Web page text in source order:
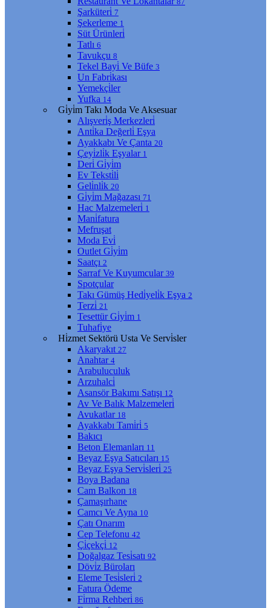
Şarküteri̇ 7
Şekerleme 1
Süt Ürünleri̇
Tatlı 6
Tavukçu 8
Tekel Bayi̇ Ve Büfe 3
Un Fabri̇kası
Yemekçi̇ler
Yufka 14
Gi̇yi̇m Takı Moda Ve Aksesuar
Alışveri̇ş Merkezleri̇
Anti̇ka Değerli̇ Eşya
Ayakkabı Ve Çanta 20
Çeyi̇zli̇k Eşyalar 1
Deri̇ Gi̇yi̇m
Ev Teksti̇li̇
Geli̇nli̇k 20
Gi̇yi̇m Mağazası 71
Hac Malzemeleri̇ 1
Mani̇fatura
Mefruşat
Moda Evi̇
Outlet Gi̇yi̇m
Saatçı 2
Sarraf Ve Kuyumcular 39
Spotçular
Takı Gümüş Hedi̇yeli̇k Eşya 2
Terzi̇ 21
Tesettür Gi̇yi̇m 1
Tuhafi̇ye
Hi̇zmet Sektörü Usta Ve Servi̇sler
Akaryakıt 27
Anahtar 4
Arabuluculuk
Arzuhalci̇
Asansör Bakımı Satışı 12
Av Ve Balık Malzemeleri̇
Avukatlar 18
Ayakkabı Tami̇ri̇ 5
Bakıcı
Beton Elemanları 11
Beyaz Eşya Satıcıları 15
Beyaz Eşya Servi̇sleri̇ 25
Boya Badana
Cam Balkon 18
Çamaşırhane
Camcı Ve Ayna 10
Çatı Onarım
Cep Telefonu 42
Çi̇çekçi̇ 12
Doğalgaz Tesi̇satı 92
Dövi̇z Büroları
Eleme Tesi̇sleri̇ 2
Fatura Ödeme
Fi̇rma Rehberi̇ 86